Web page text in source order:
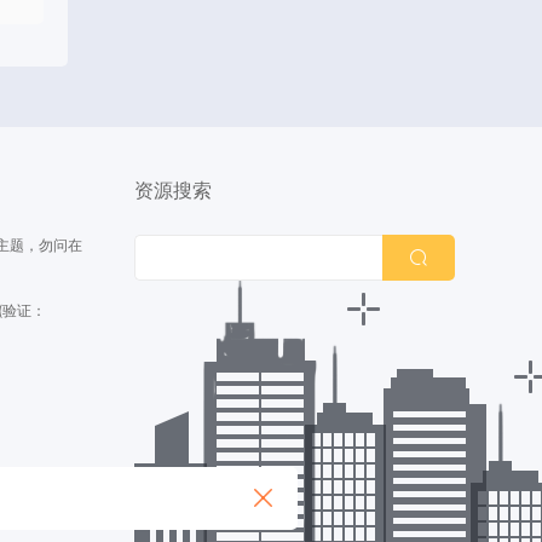
题，勿问在
证：
资源搜索